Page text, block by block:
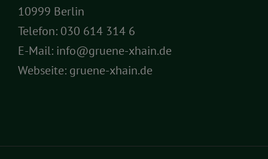
10999 Berlin
Telefon: 030 614 314 6
E-Mail: info@gruene-xhain.de
Webseite: gruene-xhain.de